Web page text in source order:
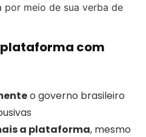
por meio de sua verba de
com
o governo brasileiro
a plataforma, mesmo